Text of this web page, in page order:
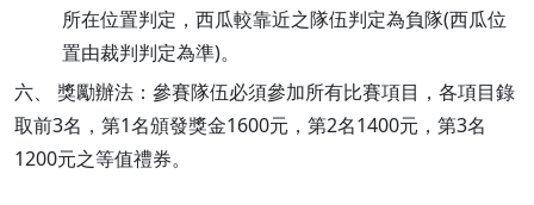
所在位置判定，西瓜較靠近之隊伍判定為負隊(西瓜位
置由裁判判定為準)。
六、 獎勵辦法：參賽隊伍必須參加所有比賽項目，各項目錄
取前3名，第1名頒發獎金1600元，第2名1400元，第3名
1200元之等值禮券。